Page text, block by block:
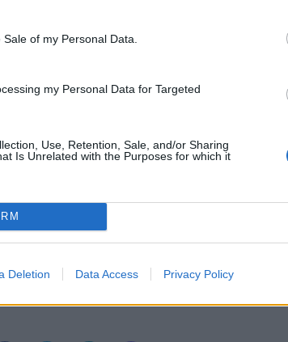
of my Personal Data.
my Personal Data for Targeted
Use, Retention, Sale, and/or Sharing
Is Unrelated with the Purposes for which it
Deletion Data Access Privacy Policy
»